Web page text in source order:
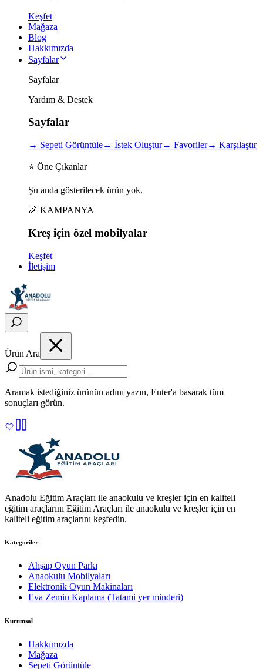
Keşfet
Mağaza
Blog
Hakkımızda
Sayfalar
Sayfalar
Yardım & Destek
Sayfalar
→ Sepeti Görüntüle→ İstek Oluştur→ Favoriler→ Karşılaştır
⭐ Öne Çıkanlar
Şu anda gösterilecek ürün yok.
🎉 KAMPANYA
Kreş için özel mobilyalar
Keşfet
İletişim
Ürün Ara
Aramak istediğiniz ürünün adını yazın, Enter'a basarak tüm
sonuçları görün.
Anadolu Eğitim Araçları ile anaokulu ve kreşler için en kaliteli
eğitim araçlarını Eğitim Araçları ile anaokulu ve kreşler için en
kaliteli eğitim araçlarını keşfedin.
Kategoriler
Ahşap Oyun Parkı
Anaokulu Mobilyaları
Elektronik Oyun Makinaları
Eva Zemin Kaplama (Tatami yer minderi)
Kurumsal
Hakkımızda
Mağaza
Sepeti Görüntüle